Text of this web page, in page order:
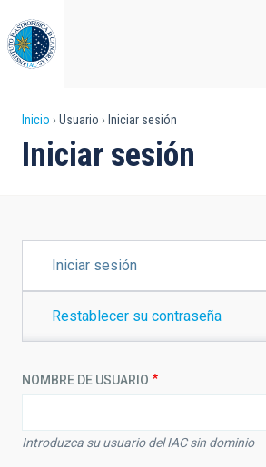
al
contenido
principal
Sobrescribir
enlaces
la
navegación
Inicio Usuario Iniciar sesión
Iniciar sesión
PRINCIPALES
Iniciar sesión
Restablecer su contraseña
NOMBRE DE USUARIO
Introduzca su usuario del IAC sin dominio